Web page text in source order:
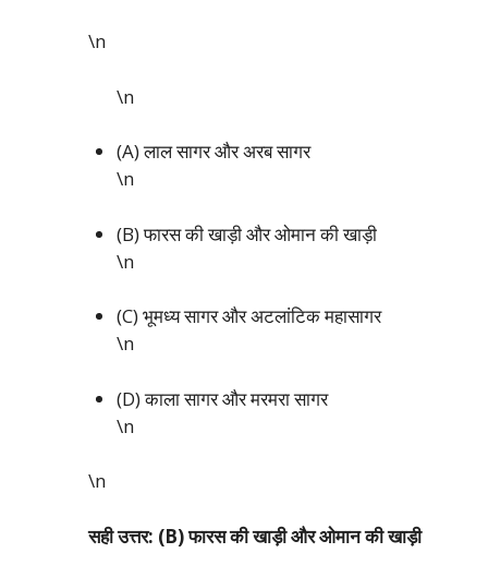
\n
\n
(A) लाल सागर और अरब सागर
\n
(B) फारस की खाड़ी और ओमान की खाड़ी
\n
(C) भूमध्य सागर और अटलांटिक महासागर
\n
(D) काला सागर और मरमरा सागर
\n
\n
सही उत्तर: (B) फारस की खाड़ी और ओमान की खाड़ी